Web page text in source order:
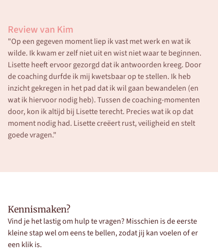
Review van Kim
"Op een gegeven moment liep ik vast met werk en wat ik
wilde. Ik kwam er zelf niet uit en wist niet waar te beginnen.
Lisette heeft ervoor gezorgd dat ik antwoorden kreeg. Door
de coaching durfde ik mij kwetsbaar op te stellen. Ik heb
inzicht gekregen in het pad dat ik wil gaan bewandelen (en
wat ik hiervoor nodig heb). Tussen de coaching-momenten
door, kon ik altijd bij Lisette terecht. Precies wat ik op dat
moment nodig had. Lisette creëert rust, veiligheid en stelt
goede vragen."
Kennismaken?
Vind je het lastig om hulp te vragen? Misschien is de eerste
kleine stap wel om eens te bellen, zodat jij kan voelen of er
een klik is.